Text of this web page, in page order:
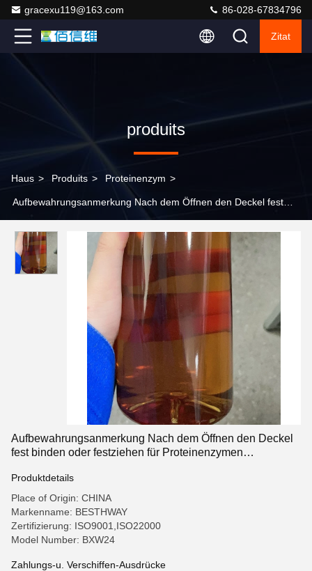
gracexu119@163.com 86-028-67834796
Zitat
produits
Haus > Produits > Proteinenzym >
Aufbewahrungsanmerkung Nach dem Öffnen den Deckel fest
Dosierung 500-1000 Enzymaktivität 000-300
Aufbewahrungsanmerkung Nach dem Öffnen den Deckel
fest binden oder festziehen für Proteinenzymen
Produktdetails
Place of Origin: CHINA
Markenname: BESTHWAY
Zertifizierung: ISO9001,ISO22000
Model Number: BXW24
Zahlungs-u. Verschiffen-Ausdrücke